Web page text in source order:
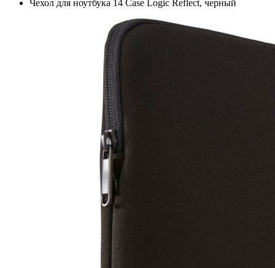
Чехол для ноутбука 14 Case Logic Reflect, черный